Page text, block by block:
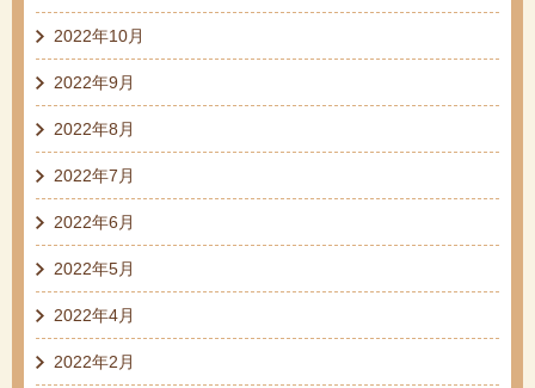
2022年10月
2022年9月
2022年8月
2022年7月
2022年6月
2022年5月
2022年4月
2022年2月